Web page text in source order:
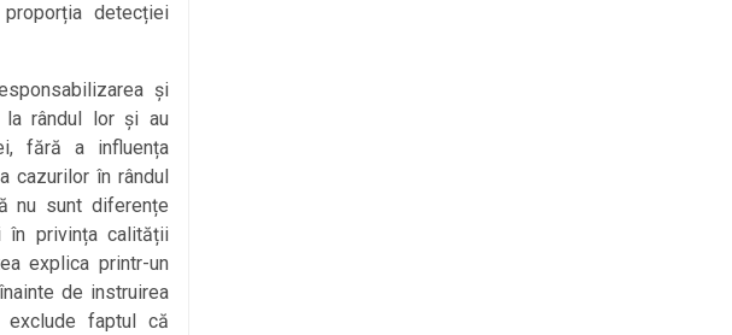
detecției
și
la rândul lor și au
fără a influența
cazurilor în rândul
nu sunt diferențe
privința calității
explica printr-un
de instruirea
faptul că